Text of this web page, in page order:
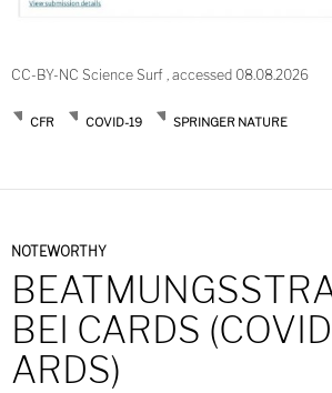
CC-BY-NC Science Surf , accessed 08.08.2026
CFR COVID-19 SPRINGER NATURE
NOTEWORTHY
BEI CARDS
ARDS)